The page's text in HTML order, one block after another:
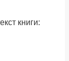
книги: